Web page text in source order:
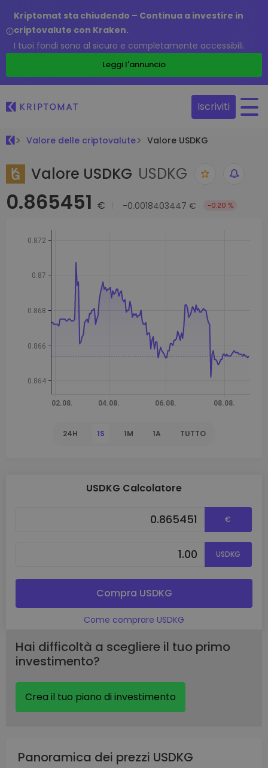
Kriptomat sta chiudendo – Continua a investire in
criptovalute con Kraken.
I tuoi fondi sono al sicuro e completamente accessibili.
Leggi l'annuncio
Iscriviti
Valore delle criptovalute Valore USDKG
Valore USDKG USDKG
0.865451 € -0.0018403447 € -0.20 %
24H 1S 1M 1A TUTTO
USDKG Calcolatore
€
USDKG
Compra USDKG
Come comprare USDKG
Hai difficoltà a scegliere il tuo primo
investimento?
Crea il tuo piano di investimento
Panoramica dei prezzi USDKG